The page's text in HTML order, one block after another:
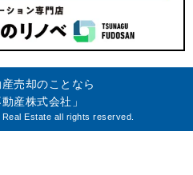
売却のことなら
動産株式会社」
Estate all rights reserved.